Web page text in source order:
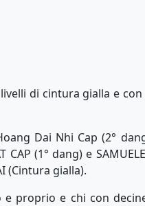
di cintura gialla e
Dai Nhi Cap (2°
(1° dang) e
(Cintura gialla).
proprio e chi con